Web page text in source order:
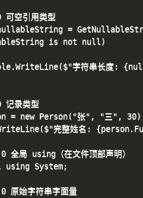
空引用类型
=
is not null)
字符串长度:
记录类型
= new Person("张", "三",
完整姓名:
全局 using（在文件顶部声明）
using System;
原始字符串字面量